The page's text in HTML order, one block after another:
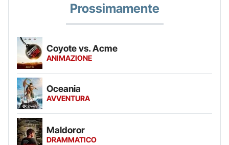
Prossimamente
Coyote vs. Acme
ANIMAZIONE
Oceania
AVVENTURA
Maldoror
DRAMMATICO